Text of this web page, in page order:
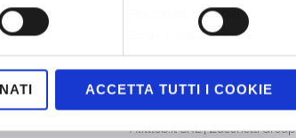
ACCETTA TUTTI I COOKIE
Fax: +39 02 84980401
Email: info@alittleb.it
FIND US
Alittleb.it SRL | Zucchetti Group